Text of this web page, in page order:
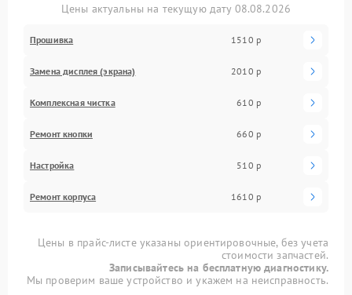
Цены актуальны на текущую дату 08.08.2026
Прошивка 1510 р
Замена дисплея (экрана) 2010 р
Комплексная чистка 610 р
Ремонт кнопки 660 р
Настройка 510 р
Ремонт корпуса 1610 р
Цены в прайс-листе указаны ориентировочные, без учета
стоимости запчастей.
Записывайтесь на бесплатную диагностику.
Мы проверим ваше устройство и укажем на неисправность.